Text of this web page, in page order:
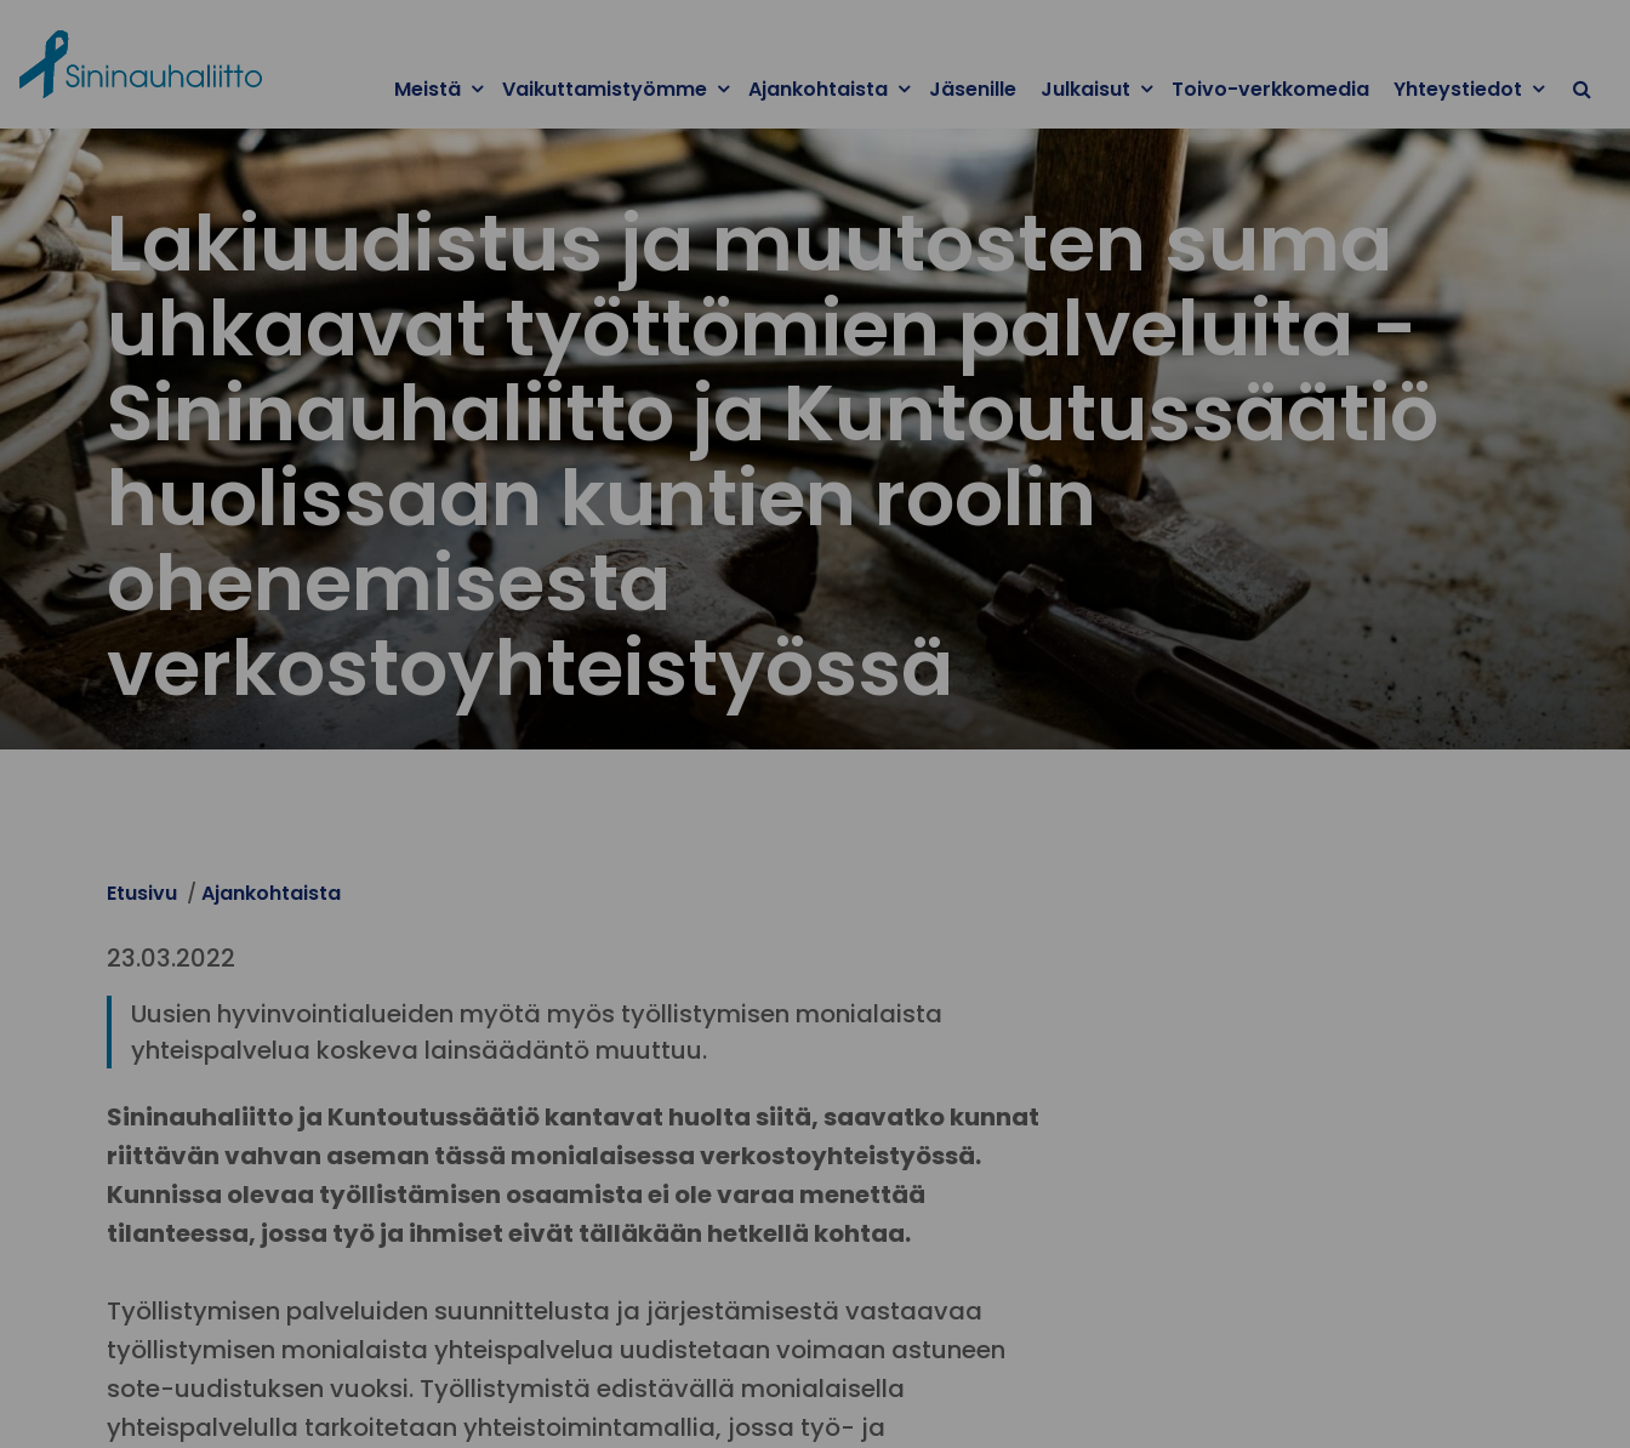
Meistä Vaikuttamistyömme Ajankohtaista Jäsenille Julkaisut Toivo-verkkomedia Yhteystiedot
Lakiuudistus ja muutosten suma
uhkaavat työttömien palveluita -
Sininauhaliitto ja Kuntoutussäätiö
huolissaan kuntien roolin
ohenemisesta
verkostoyhteistyössä
Etusivu Ajankohtaista
23.03.2022
Uusien hyvinvointialueiden myötä myös työllistymisen monialaista
yhteispalvelua koskeva lainsäädäntö muuttuu.
Sininauhaliitto ja Kuntoutussäätiö kantavat huolta siitä, saavatko kunnat
riittävän vahvan aseman tässä monialaisessa verkostoyhteistyössä.
Kunnissa olevaa työllistämisen osaamista ei ole varaa menettää
tilanteessa, jossa työ ja ihmiset eivät tälläkään hetkellä kohtaa.
Työllistymisen palveluiden suunnittelusta ja järjestämisestä vastaavaa
työllistymisen monialaista yhteispalvelua uudistetaan voimaan astuneen
sote-uudistuksen vuoksi. Työllistymistä edistävällä monialaisella
yhteispalvelulla tarkoitetaan yhteistoimintamallia, jossa työ- ja